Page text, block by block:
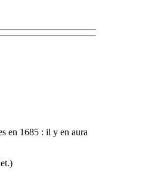
en 1685 : il y en aura